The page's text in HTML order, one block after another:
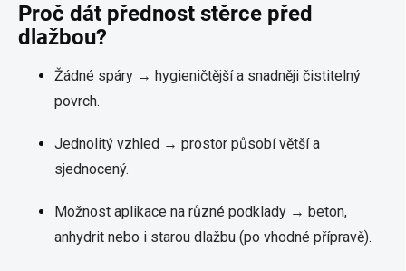
Proč dát přednost stěrce před
dlažbou?
Žádné spáry → hygieničtější a snadněji čistitelný
povrch.
Jednolitý vzhled → prostor působí větší a
sjednocený.
Možnost aplikace na různé podklady → beton,
anhydrit nebo i starou dlažbu (po vhodné přípravě).